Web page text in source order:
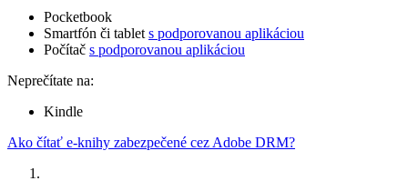
Pocketbook
Smartfón či tablet s podporovanou aplikáciou
Počítač s podporovanou aplikáciou
Neprečítate na:
Kindle
Ako čítať e-knihy zabezpečené cez Adobe DRM?